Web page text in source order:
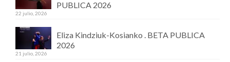
PUBLICA 2026
22 julio, 2026
Eliza Kindziuk-Kosianko . BETA PUBLICA
2026
21 julio, 2026